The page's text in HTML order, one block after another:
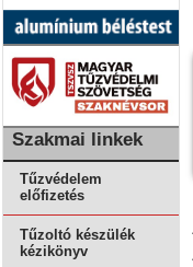
Szakmai linkek
Tűzvédelem
előfizetés
Tűzoltó készülék
kézikönyv